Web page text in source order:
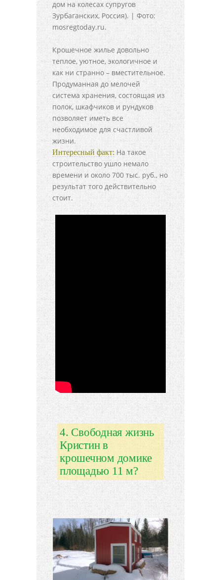
дом на колесах супругов
Зурбаганских, Россия). | Фото:
mosregtoday.ru.
Крошечное жилье довольно
теплое, уютное, экологичное и
как ни странно – вместительное.
Продуманная до мелочей
система хранения, состоящая из
полок, шкафчиков и рундуков
позволяет иметь все
необходимое для счастливой
жизни.
Интересный факт: На такое
строительство ушло немало
времени и около 700 тыс. руб., но
результат того действительно
стоит.
4. Свободная жизнь
Кристин в
крошечном домике
площадью 11 м?